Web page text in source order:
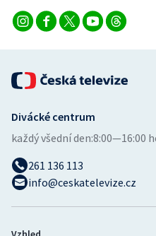
Volejbal
Divácké centrum
každý všední den:8:00—16:00
261 136 113
info@ceskatelevize.cz